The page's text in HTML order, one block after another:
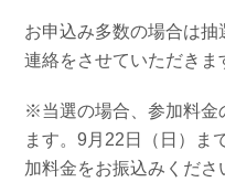
お申込み多数の場合は
連絡をさせていただきま
※当選の場合、参加料金
ます。9月22日（日）ま
加料金をお振込みくださ